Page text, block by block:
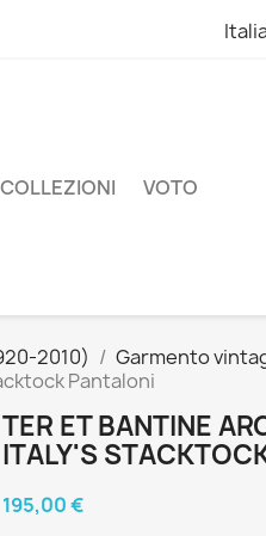
VOTO
2010) Garmento
Pantaloni
TER ET BANTINE
ITALY'S
195,00 €